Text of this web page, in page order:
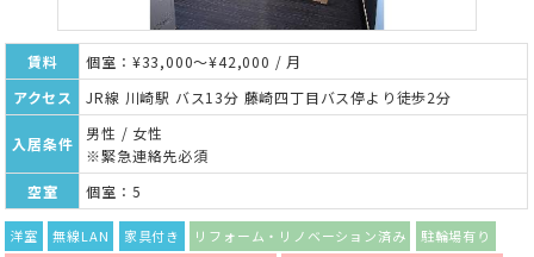
賃料
個室：¥33,000～¥42,000 / 月
アクセス
JR線 川崎駅 バス13分 藤崎四丁目バス停より徒歩2分
入居条件
男性 / 女性
※緊急連絡先必須
空室
個室：5
洋室 無線LAN 家具付き リフォーム・リノベーション済み
駐輪場有り